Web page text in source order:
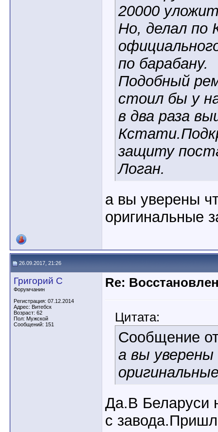
20000
Но, делал по
по барабану.
Подобный
стоил бы у
в два раза
защиту
Логан.
а вы уверены
оригинальные
26.09.2017, 21:26
Григорий С
Форумчанин
Регистрация: 07.12.2014
Адрес: Витебск
Возраст: 62
Пол: Мужской
Сообщений: 151
Re:
Цитата:
Сообщение
а вы
Да.В Беларуси
с